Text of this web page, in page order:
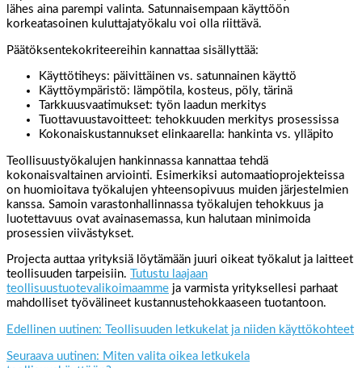
lähes aina parempi valinta. Satunnaisempaan käyttöön
korkeatasoinen kuluttajatyökalu voi olla riittävä.
Päätöksentekokriteereihin kannattaa sisällyttää:
Käyttötiheys: päivittäinen vs. satunnainen käyttö
Käyttöympäristö: lämpötila, kosteus, pöly, tärinä
Tarkkuusvaatimukset: työn laadun merkitys
Tuottavuustavoitteet: tehokkuuden merkitys prosessissa
Kokonaiskustannukset elinkaarella: hankinta vs. ylläpito
Teollisuustyökalujen hankinnassa kannattaa tehdä
kokonaisvaltainen arviointi. Esimerkiksi automaatioprojekteissa
on huomioitava työkalujen yhteensopivuus muiden järjestelmien
kanssa. Samoin varastonhallinnassa työkalujen tehokkuus ja
luotettavuus ovat avainasemassa, kun halutaan minimoida
prosessien viivästykset.
Projecta auttaa yrityksiä löytämään juuri oikeat työkalut ja laitteet
teollisuuden tarpeisiin.
Tutustu laajaan
teollisuustuotevalikoimaamme ja varmista yrityksellesi parhaat
mahdolliset työvälineet kustannustehokkaaseen tuotantoon.
Edellinen uutinen: Teollisuuden letkukelat ja niiden käyttökohteet
Seuraava uutinen: Miten valita oikea letkukela